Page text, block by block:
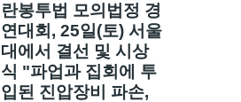
란봉투법 모의법정 경
연대회, 25일(토) 서울
대에서 결선 및 시상
식 "파업과 집회에 투
입된 진압장비 파손,